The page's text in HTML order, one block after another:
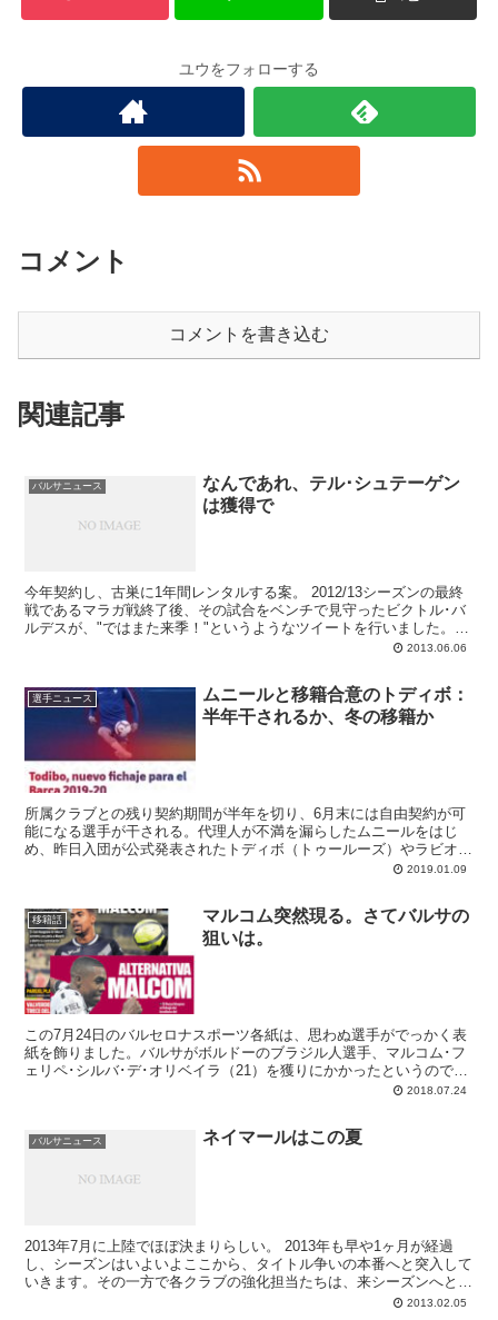
ユウをフォローする
コメント
コメントを書き込む
関連記事
バルサニュース
なんであれ、テル･シュテーゲン
は獲得で
今年契約し、古巣に1年間レンタルする案。 2012/13シーズンの最終
戦であるマラガ戦終了後、その試合をベンチで見守ったビクトル･バ
ルデスが、"ではまた来季！"というようなツイートを行いました。さ
2013.06.06
選手ニュース
ムニールと移籍合意のトディボ：
半年干されるか、冬の移籍か
所属クラブとの残り契約期間が半年を切り、6月末には自由契約が可
能になる選手が干される。代理人が不満を漏らしたムニールをはじ
め、昨日入団が公式発表されたトディボ（トゥールーズ）やラビオ
（PSG）と、最近のバルサ関連ニュースでよく目にする案件です。
2019.01.09
移籍話
マルコム突然現る。さてバルサの
狙いは。
この7月24日のバルセロナスポーツ各紙は、思わぬ選手がでっかく表
紙を飾りました。バルサがボルドーのブラジル人選手、マルコム･フ
ェリペ･シルバ･デ･オリベイラ（21）を獲りにかかったというので
2018.07.24
バルサニュース ネイマールはこの夏
2013年7月に上陸でほぼ決まりらしい。 2013年も早や1ヶ月が経過
し、シーズンはいよいよここから、タイトル争いの本番へと突入して
いきます。その一方で各クラブの強化担当たちは、来シーズンへと向
2013.02.05